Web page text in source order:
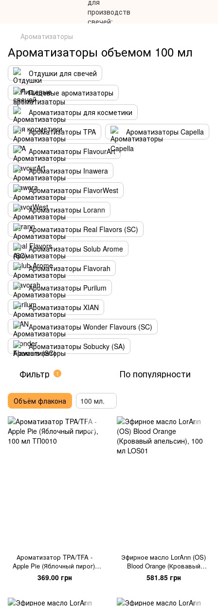
Ароматизаторы
Ароматизаторы объемом 100 мл
Отдушки для свечей
Пищевые ароматизаторы
Ароматизаторы для косметики
Ароматизаторы TPA
Ароматизаторы Capella
Ароматизаторы FlavourArt
Ароматизаторы Inawera
Ароматизаторы FlavorWest
Ароматизаторы Lorann
Ароматизаторы Real Flavors (SC)
Ароматизаторы Solub Arome
Ароматизаторы Flavorah
Ароматизаторы Purilum
Ароматизаторы XIAN
Ароматизаторы Wonder Flavours (SC)
Ароматизаторы Sobucky (SA)
Фильтр 1 По популярности
Объём флакона 100 мл.
Ароматизатор TPA/TFA -
Apple Pie (Яблочный пирог),
100 мл
369.00 грн
Эфирное масло LorAnn (OS)
Blood Orange (Кровавый
апельсин), 100 мл
581.85 грн